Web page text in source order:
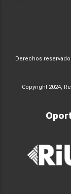
Derechos
Copyright 2024,